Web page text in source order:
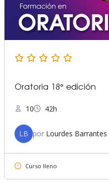
Oratoria 18° edición
10 42h
LB por Lourdes Barrantes
Curso lleno